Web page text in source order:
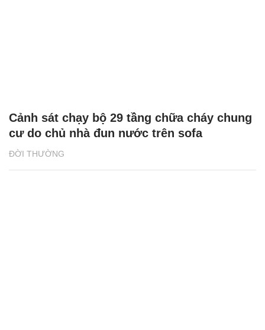
ĐỜI THƯỜNG
Cảnh sát chạy bộ 29 tầng chữa cháy chung
cư do chủ nhà đun nước trên sofa